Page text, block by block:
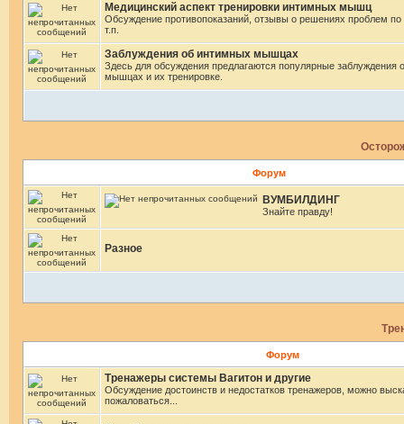
Медицинский аспект тренировки интимных мышц
Обсуждение противопоказаний, отзывы о решениях проблем по
т.п.
Заблуждения об интимных мышцах
Здесь для обсуждения предлагаются популярные заблуждения
мышцах и их тренировке.
Форум
ВУМБИЛДИНГ
Знайте правду!
Разное
Форум
Тренажеры системы Вагитон и другие
Обсуждение достоинств и недостатков тренажеров, можно
пожаловаться...